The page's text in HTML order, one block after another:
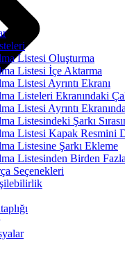
Listesi Oluşturma
Listesi İçe Aktarma
Listesi Ayrıntı Ekranı
Listeleri Ekranındaki
Listesi Ayrıntı
Listesindeki Şarkı
Listesi Kapak Resmini
Listesine Şarkı Ekleme
Listesinden Birden
Seçenekleri